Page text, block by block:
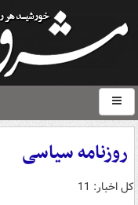
روزنامه سیاسی
کل اخبار: 11